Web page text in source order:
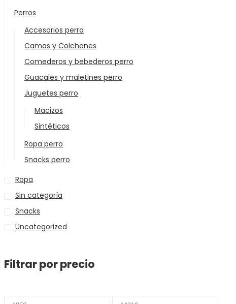
Perros
Accesorios perro
Camas y Colchones
Comederos y bebederos perro
Guacales y maletines perro
Juguetes perro
Macizos
Sintéticos
Ropa perro
Snacks perro
Ropa
Sin categoría
Snacks
Uncategorized
Filtrar por precio
Precio
Precio